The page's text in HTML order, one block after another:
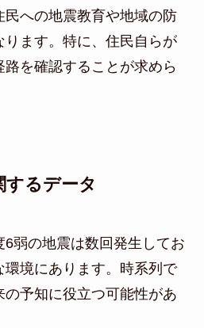
への地震教育や地域の防
ります。特に、住民自らが
を確認することが求めら
するデータ
弱の地震は数回発生してお
環境にあります。時系列で
予知に役立つ可能性があ